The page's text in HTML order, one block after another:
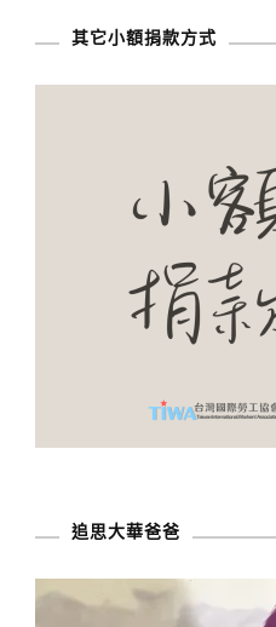
其它小額捐款方式
追思大華爸爸